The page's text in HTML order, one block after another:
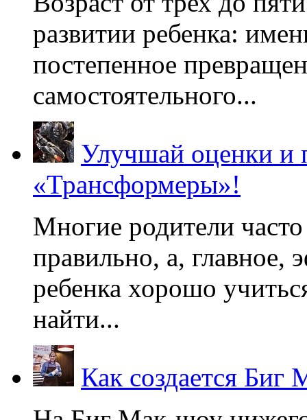
развитии ребенка:
постепенное
самостоятельного...
Улучшай оценки и
«Трансформеры»!
Многие родители
правильно, а, главное,
ребенка хорошо
найти...
Как создается Биг